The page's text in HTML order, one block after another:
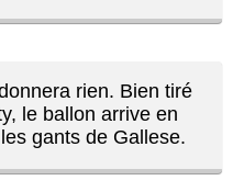
rien. Bien tiré
le ballon arrive en
gants de Gallese.